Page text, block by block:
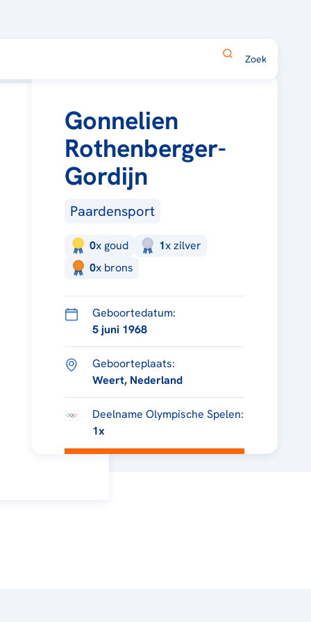
Gonnelien
Rothenberger-
Gordijn
Paardensport
0x goud 1xzilver
0x brons
Geboortedatum:
5 juni 1968
Geboorteplaats:
Weert, Nederland
Deelname Olympische Spelen:
1x